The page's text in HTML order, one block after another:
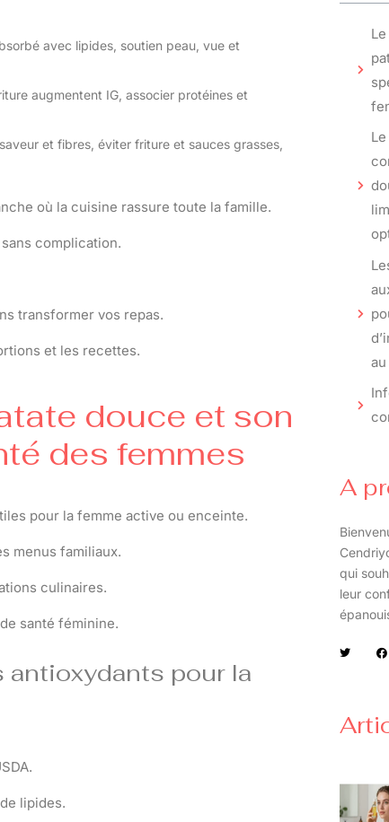
avec lipides, soutien peau, vue et
augmentent IG, associer protéines et
et fibres, éviter friture et sauces grasses,
où la cuisine rassure toute la famille.
complication.
transformer vos repas.
et les recettes.
douce et son
des femmes
pour la femme active ou enceinte.
menus familiaux.
culinaires.
santé féminine.
antioxydants pour la
lipides.
A
qui
leur